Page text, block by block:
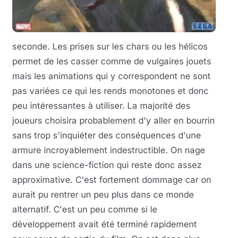
seconde. Les prises sur les chars ou les hélicos
permet de les casser comme de vulgaires jouets
mais les animations qui y correspondent ne sont
pas variées ce qui les rends monotones et donc
peu intéressantes à utiliser. La majorité des
joueurs choisira probablement d'y aller en bourrin
sans trop s'inquiéter des conséquences d'une
armure incroyablement indestructible. On nage
dans une science-fiction qui reste donc assez
approximative. C'est fortement dommage car on
aurait pu rentrer un peu plus dans ce monde
alternatif. C'est un peu comme si le
développement avait été terminé rapidement